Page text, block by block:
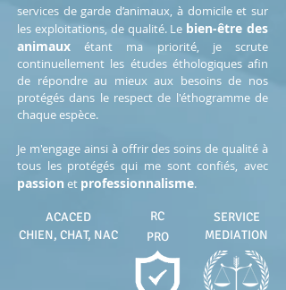
services de garde d’animaux, à domicile et sur
les exploitations, de qualité. Le bien-être des
animaux étant ma priorité, je scrute
continuellement les études éthologiques afin
de répondre au mieux aux besoins de nos
protégés dans le respect de l'éthogramme de
chaque espèce.
Je m'engage ainsi à offrir des soins de qualité à
tous les protégés qui me sont confiés, avec
passion et professionnalisme.
ACACED
CHIEN, CHAT, NAC
RC
PRO
SERVICE
MEDIATION